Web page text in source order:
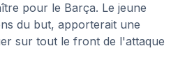
pour le Barça. Le jeune
du but, apporterait une
sur tout le front de l'attaque